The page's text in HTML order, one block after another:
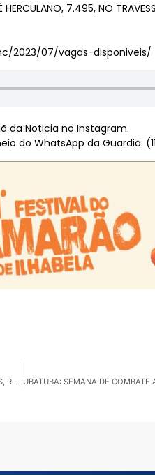
7.495, NO
2023/07/vagas-disponiveis/
da Noticia no Instagram.
do WhatsApp da Guardiã:
SÃO CAETANO 146 ANOS: GUARDA MUNICIPAL SERÁ REFORÇADA COM MAIS 100 AGENTES, REVELA O PREFEITO UBATUBA: SEMANA DE